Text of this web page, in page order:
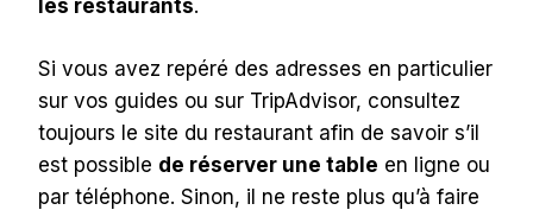
les restaurants.
Si vous avez repéré des adresses en particulier
sur vos guides ou sur TripAdvisor, consultez
toujours le site du restaurant afin de savoir s’il
est possible de réserver une table en ligne ou
par téléphone. Sinon, il ne reste plus qu’à faire